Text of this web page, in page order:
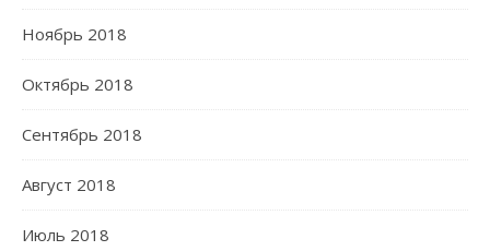
Ноябрь 2018
Октябрь 2018
Сентябрь 2018
Август 2018
Июль 2018